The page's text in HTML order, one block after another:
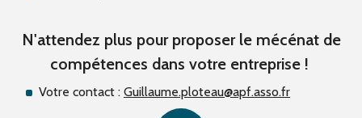
N'attendez plus pour proposer le mécénat de
compétences dans votre entreprise !
Votre contact : Guillaume.ploteau@apf.asso.fr